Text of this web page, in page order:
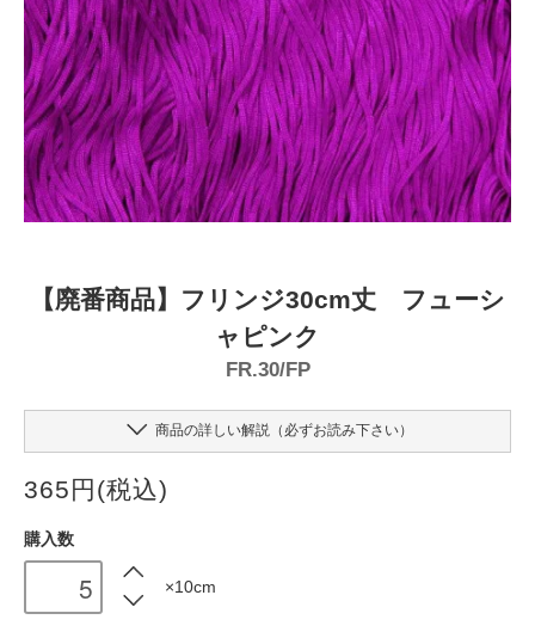
【廃番商品】フリンジ30cm丈 フューシ
ャピンク
FR.30/FP
商品の詳しい解説（必ずお読み下さい）
365円(税込)
購入数
×10cm